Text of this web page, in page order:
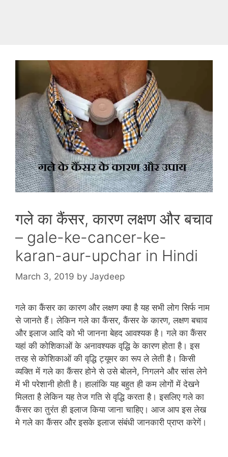
गले का कैंसर, कारण लक्षण और बचाव
– gale-ke-cancer-ke-
karan-aur-upchar in Hindi
March 3, 2019 by Jaydeep
गले का कैंसर का कारण और लक्षण क्‍या है यह सभी लोग सिर्फ नाम
से जानते हैं। लेकिन गले का कैंसर, कैंसर के कारण, लक्षण बचाव
और इलाज आदि को भी जानना बेहद आवश्यक है। गले का कैंसर
यहां की कोशिकाओं के अनावश्‍यक वृद्धि के कारण होता है। इस
तरह से कोशिकाओं की वृद्धि ट्यूमर का रूप ले लेती है। किसी
व्‍यक्ति में गले का कैंसर होने से उसे बोलने, निगलने और सांस लेने
में भी परेशानी होती है। हालांकि यह बहुत ही कम लोगों में देखने
मिलता है लेकिन यह तेज गति से वृद्धि करता है। इसलिए गले का
कैंसर का तुरंत ही इलाज किया जाना चाहिए। आज आप इस लेख
मे गले का कैंसर और इसके इलाज संबंधी जानकारी प्राप्‍त करेगें।